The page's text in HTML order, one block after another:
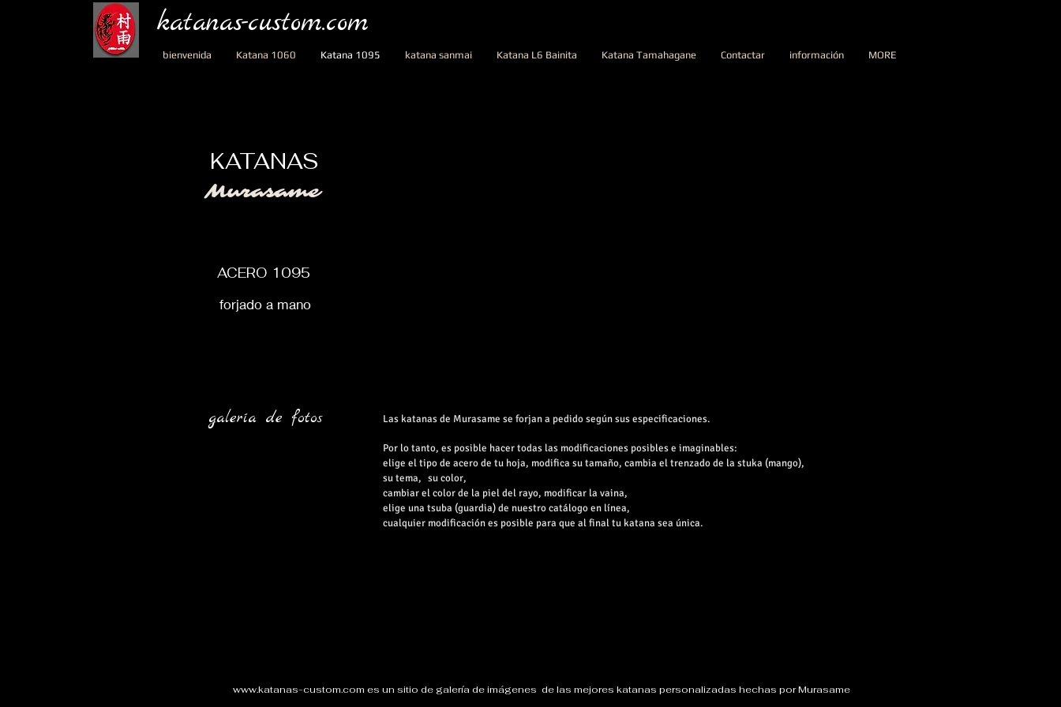
katanas-custom.com
bienvenida Katana 1060 Katana 1095 katana sanmai Katana L6 Bainita Katana Tamahagane Contactar información MORE
KATANAS
ACERO 1095
Murasame
forjado a mano
galería de fotos Las katanas de Murasame se forjan a pedido según sus especificaciones.
Por lo tanto, es posible hacer todas las modificaciones posibles e imaginables:
elige el tipo de acero de tu hoja, modifica su tamaño, cambia el trenzado de la stuka (mango),
su tema, su color,
cambiar el color de la piel del rayo, modificar la vaina,
elige una tsuba (guardia) de nuestro catálogo en línea,
cualquier modificación es posible para que al final tu katana sea única.
www.katanas-custom.com es un sitio de galería de imágenes de las mejores katanas personalizadas hechas por Murasame